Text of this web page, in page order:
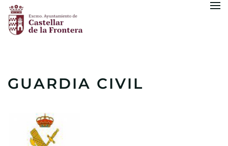
Skip to main content
GUARDIA CIVIL